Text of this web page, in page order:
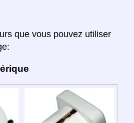
que vous pouvez utiliser